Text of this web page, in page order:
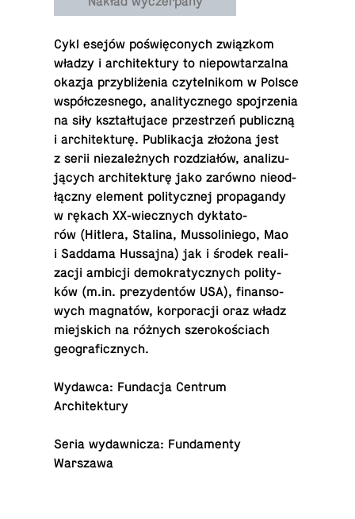
Cykl esejów po­świę­co­nych związ­kom
władzy i ar­chi­tek­tu­ry to nie­po­wta­rzal­na
okazja przy­bli­że­nia czy­tel­ni­kom w Polsce
współ­cze­sne­go, ana­li­tycz­ne­go spoj­rze­nia
na siły kształ­tu­ja­ce prze­strzeń pu­blicz­ną
i ar­chi­tek­tu­rę. Pu­bli­ka­cja złożona jest
z serii nie­za­leż­nych roz­dzia­łów, ana­li­zu­
ją­cych ar­chi­tek­tu­rę jako zarówno nie­od­
łącz­ny element po­li­tycz­nej pro­pa­gan­dy
w rękach XX-wiecz­nych dyk­ta­to­
rów (Hitlera, Stalina, Mus­so­li­nie­go, Mao
i Saddama Hus­saj­na) jak i środek re­ali­
za­cji ambicji de­mo­kra­tycz­nych po­li­ty­
ków (m.​in. pre­zy­den­tów USA), fi­nan­so­
wych ma­gna­tów, kor­po­ra­cji oraz władz
miej­skich na różnych sze­ro­ko­ściach
geograficznych.
Wydawca: Fun­da­cja Centrum
Architektury
Seria wy­daw­ni­cza: Fun­da­men­ty
Warszawa